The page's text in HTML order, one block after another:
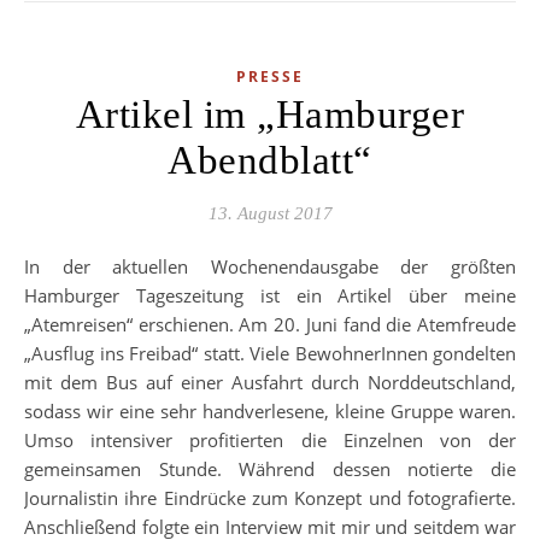
PRESSE
Artikel im „Hamburger
Abendblatt“
13. August 2017
In der aktuellen Wochenendausgabe der größten
Hamburger Tageszeitung ist ein Artikel über meine
„Atemreisen“ erschienen. Am 20. Juni fand die Atemfreude
„Ausflug ins Freibad“ statt. Viele BewohnerInnen gondelten
mit dem Bus auf einer Ausfahrt durch Norddeutschland,
sodass wir eine sehr handverlesene, kleine Gruppe waren.
Umso intensiver profitierten die Einzelnen von der
gemeinsamen Stunde. Während dessen notierte die
Journalistin ihre Eindrücke zum Konzept und fotografierte.
Anschließend folgte ein Interview mit mir und seitdem war